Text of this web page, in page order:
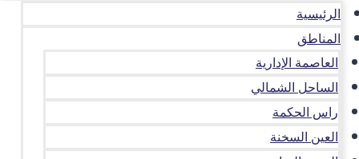
الرئيسية
المناطق
العاصمة الإدارية
الساحل الشمالي
راس الحكمة
العين السخنة